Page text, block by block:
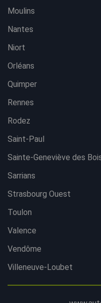
Moulins
Nantes
Niort
Orléans
Quimper
Rennes
Rodez
Saint-Paul
Sainte-Geneviève des
Sarrians
Strasbourg Ouest
Toulon
Valence
Vendôme
Villeneuve-Loubet